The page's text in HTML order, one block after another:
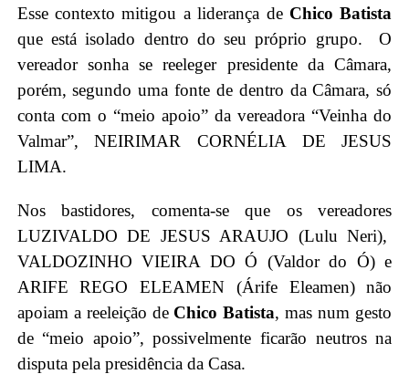
Esse contexto mitigou a liderança de Chico Batista
que está isolado dentro do seu próprio grupo. O
vereador sonha se reeleger presidente da Câmara,
porém, segundo uma fonte de dentro da Câmara, só
conta com o “meio apoio” da vereadora “Veinha do
Valmar”, NEIRIMAR CORNÉLIA DE JESUS
LIMA.
Nos bastidores, comenta-se que os vereadores
LUZIVALDO DE JESUS ARAUJO (Lulu Neri),
VALDOZINHO VIEIRA DO Ó (Valdor do Ó) e
ARIFE REGO ELEAMEN (Árife Eleamen) não
apoiam a reeleição de Chico Batista, mas num gesto
de “meio apoio”, possivelmente ficarão neutros na
disputa pela presidência da Casa.